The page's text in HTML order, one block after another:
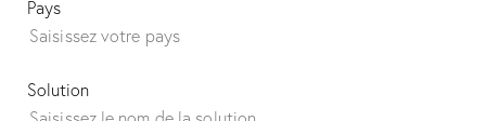
Pays
Solution